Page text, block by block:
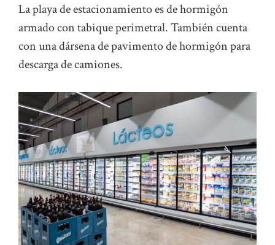
La playa de estacionamiento es de hormigón
armado con tabique perimetral. También cuenta
con una dársena de pavimento de hormigón para
descarga de camiones.